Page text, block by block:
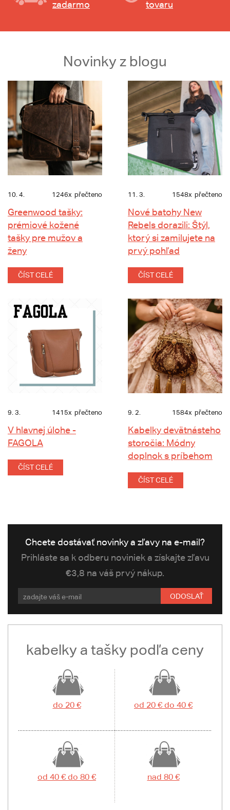
zadarmo tovaru
Novinky z blogu
10. 4. 1246x přečteno
Greenwood tašky:
prémiové kožené
tašky pre mužov a
ženy
ČÍST CELÉ
11. 3. 1548x přečteno
Nové batohy New
Rebels dorazili: Štýl,
ktorý si zamilujete na
prvý pohľad
ČÍST CELÉ
9. 3. 1415x přečteno
V hlavnej úlohe -
FAGOLA
ČÍST CELÉ
9. 2. 1584x přečteno
Kabelky devätnásteho
storočia: Módny
doplnok s príbehom
ČÍST CELÉ
Chcete dostávať novinky a zľavy na e-mail?
Prihláste sa k odberu noviniek a získajte zľavu
€3,8 na váš prvý nákup.
ODOSLAŤ
kabelky a tašky podľa ceny
do 20 € od 20 € do 40 €
od 40 € do 80 € nad 80 €